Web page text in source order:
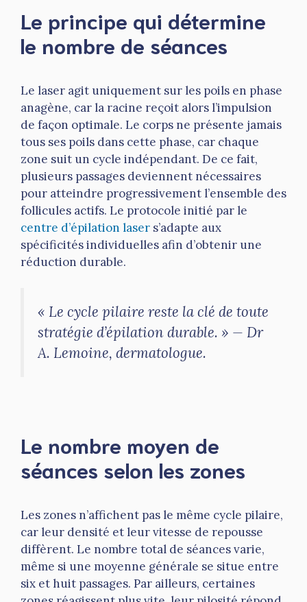
Le principe qui détermine
le nombre de séances
Le laser agit uniquement sur les poils en phase
anagène, car la racine reçoit alors l’impulsion
de façon optimale. Le corps ne présente jamais
tous ses poils dans cette phase, car chaque
zone suit un cycle indépendant. De ce fait,
plusieurs passages deviennent nécessaires
pour atteindre progressivement l’ensemble des
follicules actifs. Le protocole initié par le
centre d’épilation laser s’adapte aux
spécificités individuelles afin d’obtenir une
réduction durable.
« Le cycle pilaire reste la clé de toute
stratégie d’épilation durable. » — Dr
A. Lemoine, dermatologue.
Le nombre moyen de
séances selon les zones
Les zones n’affichent pas le même cycle pilaire,
car leur densité et leur vitesse de repousse
diffèrent. Le nombre total de séances varie,
même si une moyenne générale se situe entre
six et huit passages. Par ailleurs, certaines